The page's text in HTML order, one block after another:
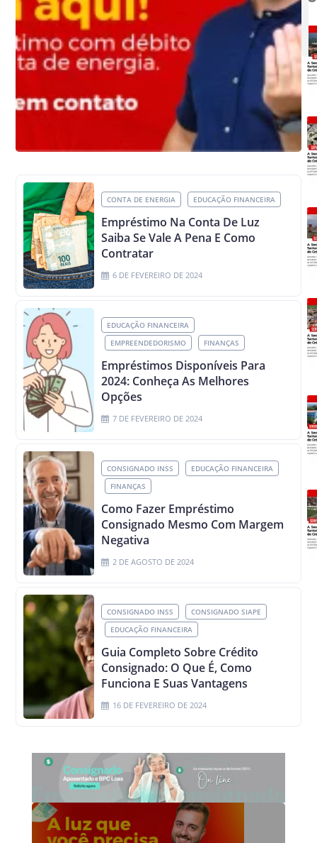
CONTA DE ENERGIA EDUCAÇÃO FINANCEIRA
Empréstimo Na Conta De Luz
Saiba Se Vale A Pena E Como
Contratar
6 DE FEVEREIRO DE 2024
EDUCAÇÃO FINANCEIRA
EMPREENDEDORISMO
FINANÇAS
Empréstimos Disponíveis Para
2024: Conheça As Melhores
Opções
7 DE FEVEREIRO DE 2024
CONSIGNADO INSS
EDUCAÇÃO FINANCEIRA
FINANÇAS
Como Fazer Empréstimo
Consignado Mesmo Com Margem
Negativa
2 DE AGOSTO DE 2024
CONSIGNADO INSS
CONSIGNADO SIAPE
EDUCAÇÃO FINANCEIRA
Guia Completo Sobre Crédito
Consignado: O Que É, Como
Funciona E Suas Vantagens
16 DE FEVEREIRO DE 2024